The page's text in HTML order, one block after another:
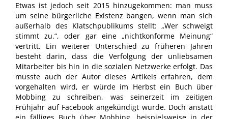
Etwas ist jedoch seit 2015 hinzugekommen: man muss
um seine bürgerliche Existenz bangen, wenn man sich
außerhalb des Klatschpublikums stellt: „Wer schweigt
stimmt zu.“, oder gar eine „nichtkonforme Meinung“
vertritt. Ein weiterer Unterschied zu früheren Jahren
besteht darin, dass die Verfolgung der unliebsamen
Mitarbeiter bis hin in die sozialen Netzwerke erfolgt. Das
musste auch der Autor dieses Artikels erfahren, dem
vorgehalten wird, er würde im Herbst ein Buch über
Mobbing zu schreiben, was seinerzeit im zeitigen
Frühjahr auf Facebook angekündigt wurde. Doch anstatt